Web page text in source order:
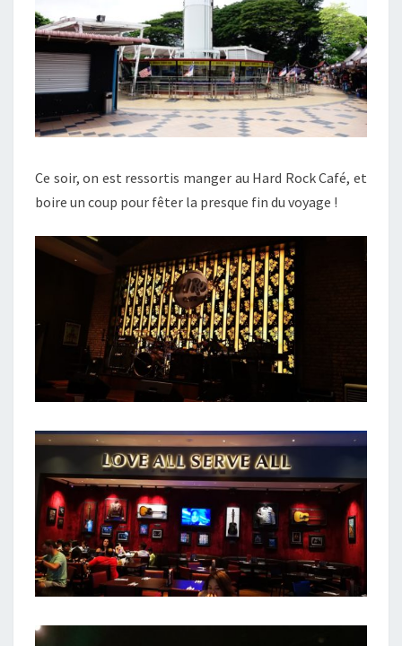
Ce soir, on est ressortis manger au Hard Rock Café, et
boire un coup pour fêter la presque fin du voyage !